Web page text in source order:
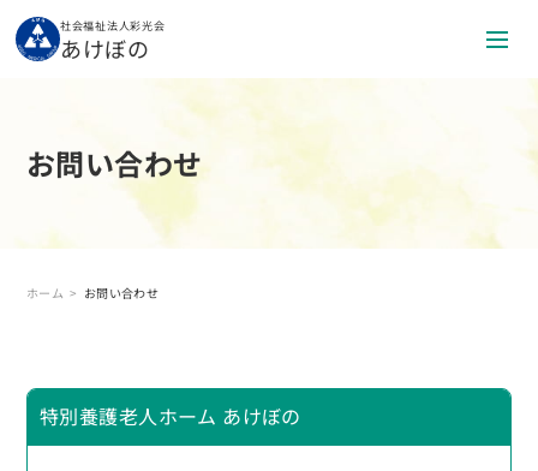
社会福祉法人彩光会
あけぼの
お問い合わせ
ホーム お問い合わせ
特別養護老人ホーム あけぼの